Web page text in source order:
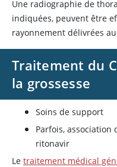
Une radiographie de
indiquées, peuvent être
rayonnement délivrées
Traitement du
la grossesse
Soins de support
Parfois,
ritonavir
Le traitement médical